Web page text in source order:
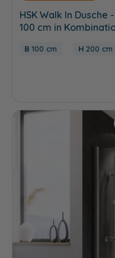
HSK Walk In
100 cm in
100 cm 200 cm